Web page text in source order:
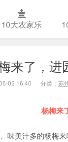
10大农家乐
来了，进
02 16:40 分类： 苏
杨梅来
味美汁多的杨梅